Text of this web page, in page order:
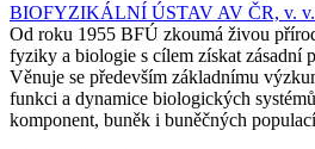
BIOFYZIKÁLNÍ ÚSTAV AV ČR, v.
Od roku 1955 BFÚ zkoumá živou
fyziky a biologie s cílem získat zásadní
Věnuje se především základnímu
funkci a dynamice biologických
komponent, buněk i buněčných